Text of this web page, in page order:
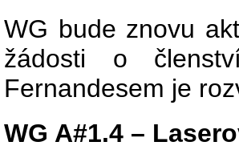
WG bude znovu
žádosti o
Fernandesem je
WG A#1.4 –